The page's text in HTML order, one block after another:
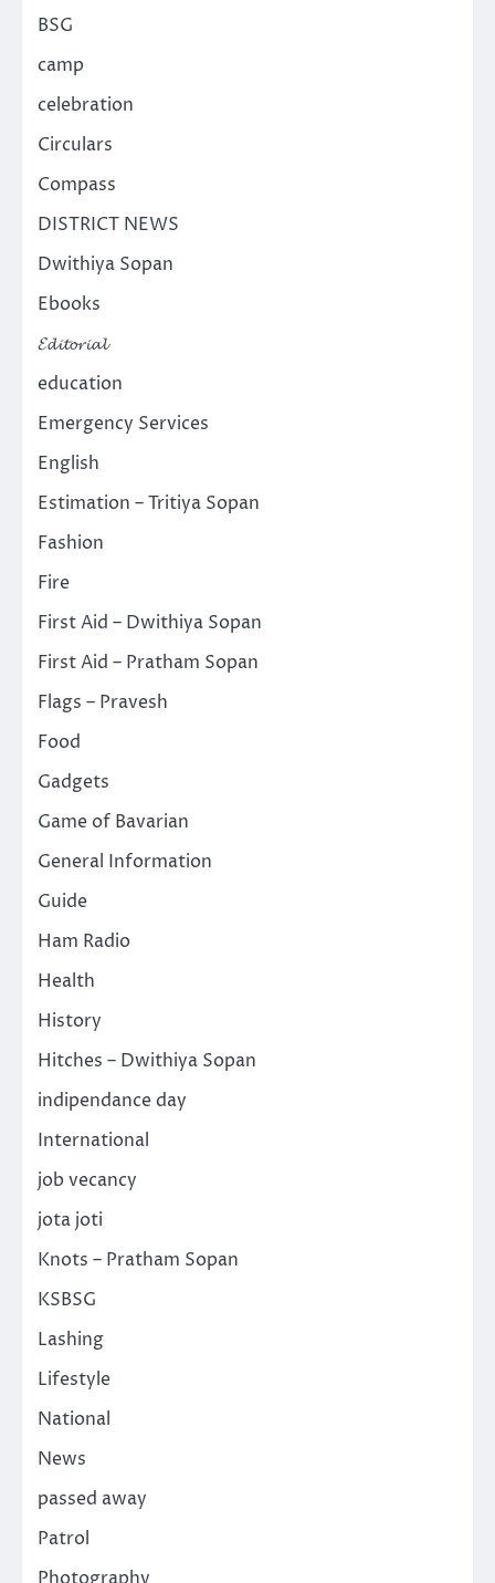
BSG
camp
celebration
Circulars
Compass
DISTRICT NEWS
Dwithiya Sopan
Ebooks
𝓔𝓭𝓲𝓽𝓸𝓻𝓲𝓪𝓵
education
Emergency Services
English
Estimation – Tritiya Sopan
Fashion
Fire
First Aid – Dwithiya Sopan
First Aid – Pratham Sopan
Flags – Pravesh
Food
Gadgets
Game of Bavarian
General Information
Guide
Ham Radio
Health
History
Hitches – Dwithiya Sopan
indipendance day
International
job vecancy
jota joti
Knots – Pratham Sopan
KSBSG
Lashing
Lifestyle
National
News
passed away
Patrol